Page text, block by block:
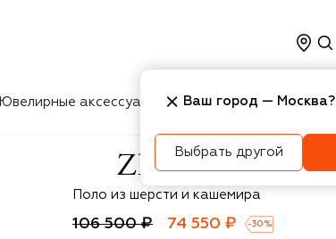
Ювелирные аксессуары Косметика Интерьер
Zilli
Поло из шерсти и кашемира
106 500 ₽ 74 550 ₽ -30 %
Ваш город — Москва?
Выбрать другой